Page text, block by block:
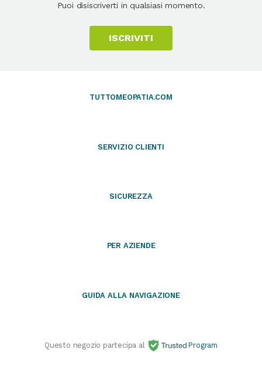
Puoi disiscriverti in qualsiasi momento.
ISCRIVITI
TUTTOMEOPATIA.COM
SERVIZIO CLIENTI
SICUREZZA
PER AZIENDE
GUIDA ALLA NAVIGAZIONE
Questo negozio partecipa al Program